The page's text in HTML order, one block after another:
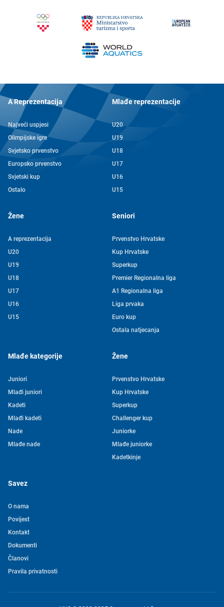
A Reprezentacija
Najveći uspjesi
Olimpijske igre
Svjetsko prvenstvo
Europsko prvenstvo
Svjetski kup
Ostalo
Mlađe reprezentacije
U20
U19
U18
U17
U16
U15
Žene
A reprezentacija
U20
U19
U18
U17
U16
U15
Seniori
Prvenstvo Hrvatske
Kup Hrvatske
Superkup
Premier Regionalna liga
A1 Regionalna liga
Liga prvaka
Euro kup
Ostala natjecanja
Mlađe kategorije
Juniori
Mlađi juniori
Kadeti
Mlađi kadeti
Nade
Mlađe nade
Žene
Prvenstvo Hrvatske
Kup Hrvatske
Superkup
Challenger kup
Juniorke
Mlađe juniorke
Kadetkinje
Savez
O nama
Povijest
Kontakt
Dokumenti
Članovi
Pravila privatnosti